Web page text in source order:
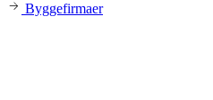
Byggefirmaer